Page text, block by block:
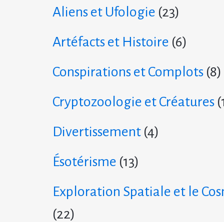
Aliens et Ufologie (23)
Artéfacts et Histoire (6)
Conspirations et Complots (8)
Cryptozoologie et Créatures
Divertissement (4)
Ésotérisme (13)
Exploration Spatiale et le
(22)